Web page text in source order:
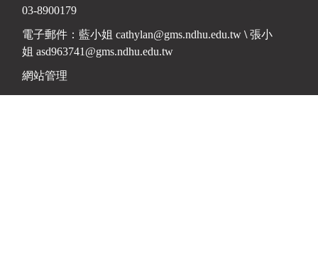
03-8900179
電子郵件：藍小姐 cathylan@gms.ndhu.edu.tw \ 張小
姐 asd963741@gms.ndhu.edu.tw
網站管理